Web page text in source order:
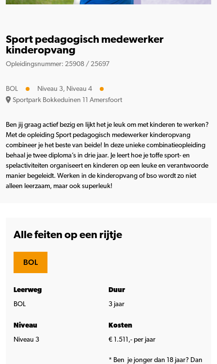
Sport pedagogisch medewerker
kinderopvang
Opleidingsnummer: 25908 / 25697
BOL
Niveau 3, Niveau 4
Sportpark Bokkeduinen 11 Amersfoort
Ben jij graag actief bezig en lijkt het je leuk om met kinderen te werken?
Met de opleiding Sport pedagogisch medewerker kinderopvang
combineer je het beste van beide! In deze unieke combinatieopleiding
behaal je twee diploma’s in drie jaar. Je leert hoe je toffe sport- en
spelactiviteiten organiseert en kinderen op een leuke en verantwoorde
manier begeleidt. Werken in de kinderopvang of bso wordt zo niet
alleen leerzaam, maar ook superleuk!
Alle feiten op een rijtje
BOL
Leerweg
BOL
Duur
3 jaar
Niveau
Niveau 3
Kosten
€ 1.511,- per jaar
* Ben je jonger dan 18 jaar? Dan